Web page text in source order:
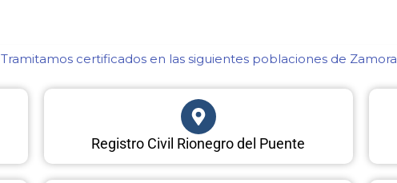
Tramitamos certificados en las siguientes poblaciones de Zamora​
Registro Civil Rionegro del Puente